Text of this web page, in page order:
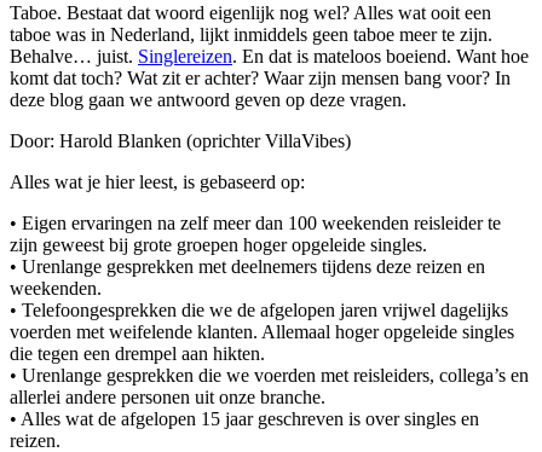
Taboe. Bestaat dat woord eigenlijk nog wel? Alles wat ooit een
taboe was in Nederland, lijkt inmiddels geen taboe meer te zijn.
Behalve… juist. Singlereizen. En dat is mateloos boeiend. Want hoe
komt dat toch? Wat zit er achter? Waar zijn mensen bang voor? In
deze blog gaan we antwoord geven op deze vragen.
Door: Harold Blanken (oprichter VillaVibes)
Alles wat je hier leest, is gebaseerd op:
• Eigen ervaringen na zelf meer dan 100 weekenden reisleider te
zijn geweest bij grote groepen hoger opgeleide singles.
• Urenlange gesprekken met deelnemers tijdens deze reizen en
weekenden.
• Telefoongesprekken die we de afgelopen jaren vrijwel dagelijks
voerden met weifelende klanten. Allemaal hoger opgeleide singles
die tegen een drempel aan hikten.
• Urenlange gesprekken die we voerden met reisleiders, collega’s en
allerlei andere personen uit onze branche.
• Alles wat de afgelopen 15 jaar geschreven is over singles en
reizen.